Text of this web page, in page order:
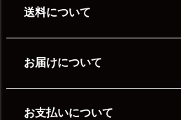
送料について
お届けについて
お支払いについて